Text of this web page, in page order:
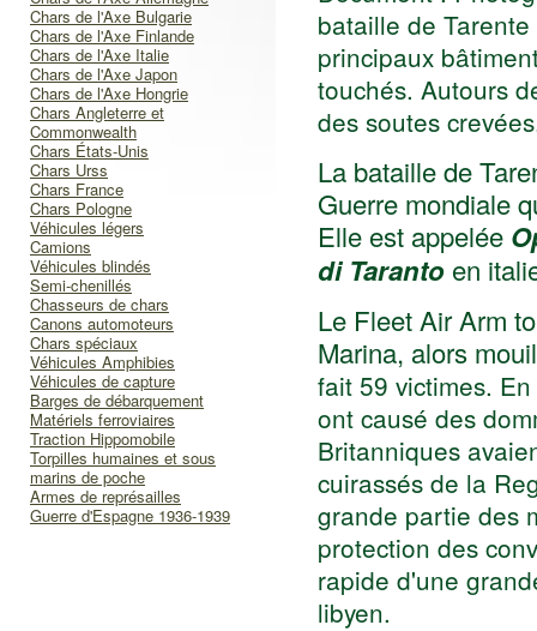
Chars de l'Axe Bulgarie
Chars de l'Axe Finlande
Chars de l'Axe Italie
Chars de l'Axe Japon
Chars de l'Axe Hongrie
Chars Angleterre et
Commonwealth
Chars États-Unis
Chars Urss
Chars France
Chars Pologne
Véhicules légers
Camions
Véhicules blindés
Semi-chenillés
Chasseurs de chars
Canons automoteurs
Chars spéciaux
Véhicules Amphibies
Véhicules de capture
Barges de débarquement
Matériels ferroviaires
Traction Hippomobile
Torpilles humaines et sous
marins de poche
Armes de représailles
Guerre d'Espagne 1936-1939
bataille de
principaux
touchés. Autours
des soutes
La bataille de
Guerre mondiale
Elle est appelée
di Taranto en
Le Fleet Air Arm
Marina, alors
fait 59 victimes.
ont causé des
Britanniques
cuirassés de la
grande partie des
protection des
rapide d'une
libyen.